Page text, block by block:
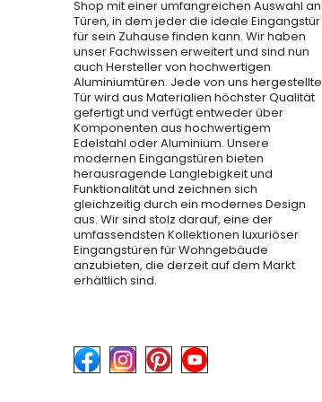
Shop mit einer umfangreichen Auswahl an
Türen, in dem jeder die ideale Eingangstür
für sein Zuhause finden kann. Wir haben
unser Fachwissen erweitert und sind nun
auch Hersteller von hochwertigen
Aluminiumtüren. Jede von uns hergestellte
Tür wird aus Materialien höchster Qualität
gefertigt und verfügt entweder über
Komponenten aus hochwertigem
Edelstahl oder Aluminium. Unsere
modernen Eingangstüren bieten
herausragende Langlebigkeit und
Funktionalität und zeichnen sich
gleichzeitig durch ein modernes Design
aus. Wir sind stolz darauf, eine der
umfassendsten Kollektionen luxuriöser
Eingangstüren für Wohngebäude
anzubieten, die derzeit auf dem Markt
erhältlich sind.